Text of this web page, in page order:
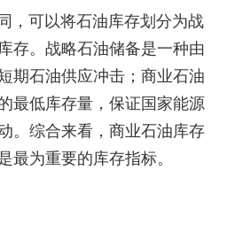
，可以将石油库存划分为战
存。战略石油储备是一种由
期石油供应冲击；商业石油
最低库存量，保证国家能源
。综合来看，商业石油库存
最为重要的库存指标。